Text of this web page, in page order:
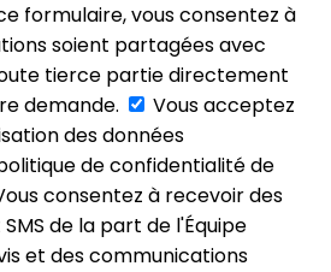
formulaire, vous consentez à
soient partagées avec
tierce partie directement
demande.
Vous acceptez
des données
de confidentialité de
consentez à recevoir des
de la part de l'Équipe
et des communications